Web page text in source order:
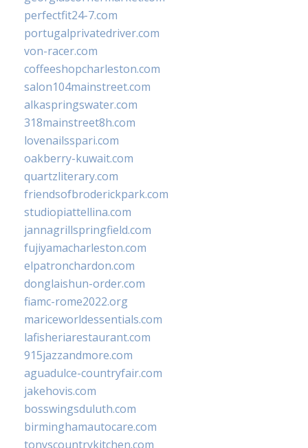
perfectfit24-7.com
portugalprivatedriver.com
von-racer.com
coffeeshopcharleston.com
salon104mainstreet.com
alkaspringswater.com
318mainstreet8h.com
lovenailsspari.com
oakberry-kuwait.com
quartzliterary.com
friendsofbroderickpark.com
studiopiattellina.com
jannagrillspringfield.com
fujiyamacharleston.com
elpatronchardon.com
donglaishun-order.com
fiamc-rome2022.org
mariceworldessentials.com
lafisheriarestaurant.com
915jazzandmore.com
aguadulce-countryfair.com
jakehovis.com
bosswingsduluth.com
birminghamautocare.com
tonyscountrykitchen.com